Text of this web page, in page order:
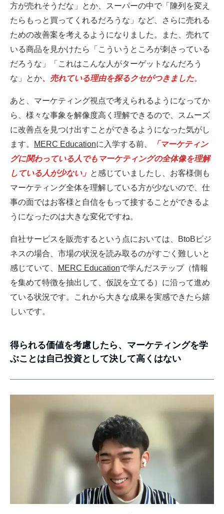
方が売れそうだな」とか、スーパーの中で「陳列を変え
たらもっと買ってくれるだろうな」など、さらに売れる
ための改善案を考えるようになりました。また、売れて
いる商品を見かけたら「こういうところが刺さっている
だろうな」「これはこんな人がターゲットなんだろう
な」とか、売れている理由を探るクセがつきました。
あと、マーケティング視点で考えられるようになってか
ら、様々な事象を解像度高く理解できるので、スムーズ
に改善点を見つけ出すことができるようになった気がし
ます。
MERC Educationに入学する前、
「マーケティン
グに関わっている人でもマーケティングの全体像を理解
している人が少ない」 と感じていましたし、お客様側も
マーケティング全体を理解している方が少ないので、仕
事の面ではお客様と自信をもって接することができるよ
うになったのは大きな変化ですね。
自社サービスを販売するという点においては、BtoBビジ
ネスの場合、市場の状況を読み取るのがすごく難しいと
感じていて、
MERC Educationで学んだステップ（情報
を集めて特徴を抽出して、仮説を立てる）に沿って進め
ている状況です。これから大きな成果を実感できたら嬉
しいです。
得られる価値を考慮したら、マーケティングを学
ぶことは自己投資として決して高くはない